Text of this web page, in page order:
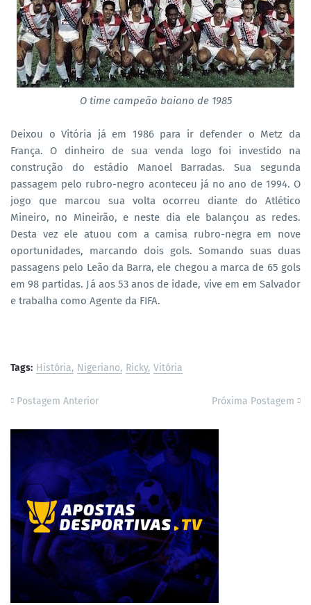
O time campeão baiano de 1985
Deixou o Vitória já em 1986 para ir defender o Metz da
França. O dinheiro de sua venda logo foi investido na
construção do estádio Manoel Barradas. Sua segunda
passagem pelo rubro-negro aconteceu já no ano de 1994. O
jogo que marcou sua volta ocorreu diante do Atlético
Mineiro, no Mineirão, e neste dia ele balançou as redes.
Desta vez ele atuou com a camisa rubro-negra em nove
oportunidades, marcando dois gols. Somando suas duas
passagens pelo Leão da Barra, ele chegou a marca de 65 gols
em 98 partidas. Já aos 53 anos de idade, vive em em Salvador
e trabalha como Agente da FIFA.
Tags: História Nigeriano Ricky Vitória
Postagem Anterior Próxima Postagem